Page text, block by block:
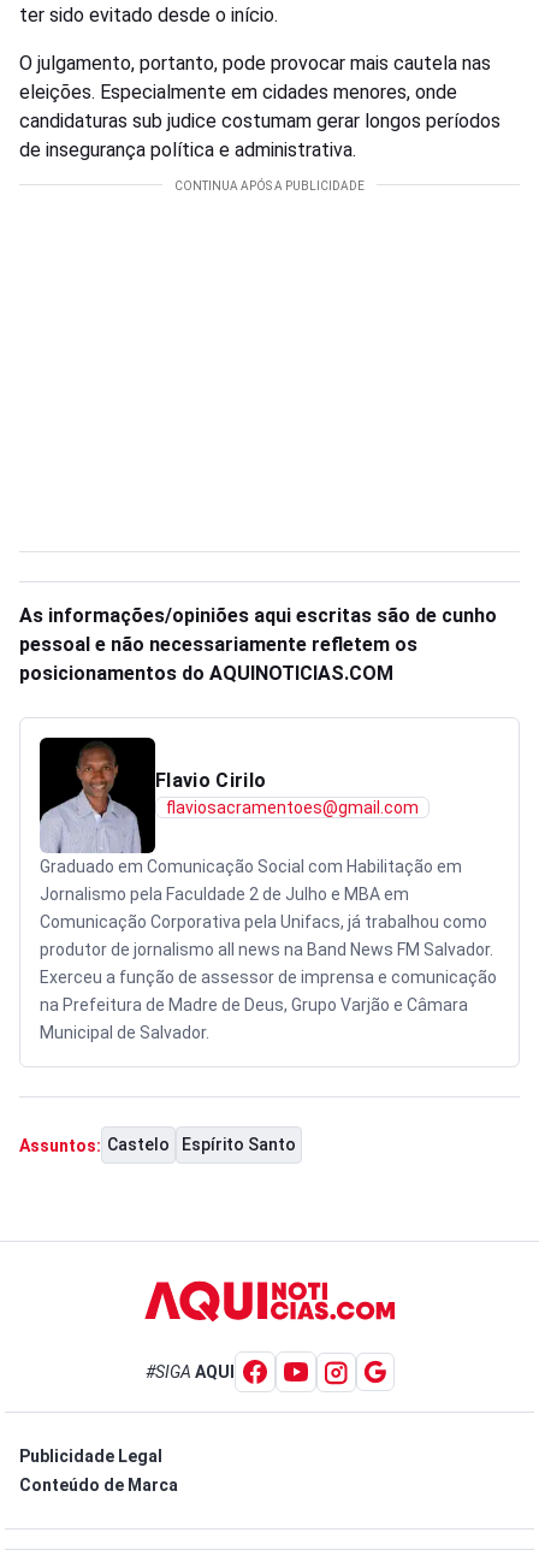
ter sido evitado desde o início.
O julgamento, portanto, pode provocar mais cautela nas
eleições. Especialmente em cidades menores, onde
candidaturas sub judice costumam gerar longos períodos
de insegurança política e administrativa.
As informações/opiniões aqui escritas são de cunho
pessoal e não necessariamente refletem os
posicionamentos do AQUINOTICIAS.COM
Flavio Cirilo
flaviosacramentoes@gmail.com
Graduado em Comunicação Social com Habilitação em
Jornalismo pela Faculdade 2 de Julho e MBA em
Comunicação Corporativa pela Unifacs, já trabalhou como
produtor de jornalismo all news na Band News FM Salvador.
Exerceu a função de assessor de imprensa e comunicação
na Prefeitura de Madre de Deus, Grupo Varjão e Câmara
Municipal de Salvador.
Assuntos: Castelo Espírito Santo
#SIGA AQUI
Publicidade Legal
Conteúdo de Marca